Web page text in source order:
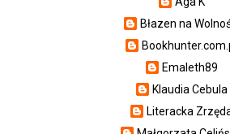
Błazen na
Emaleth89
Klaudia Cebula
Literacka